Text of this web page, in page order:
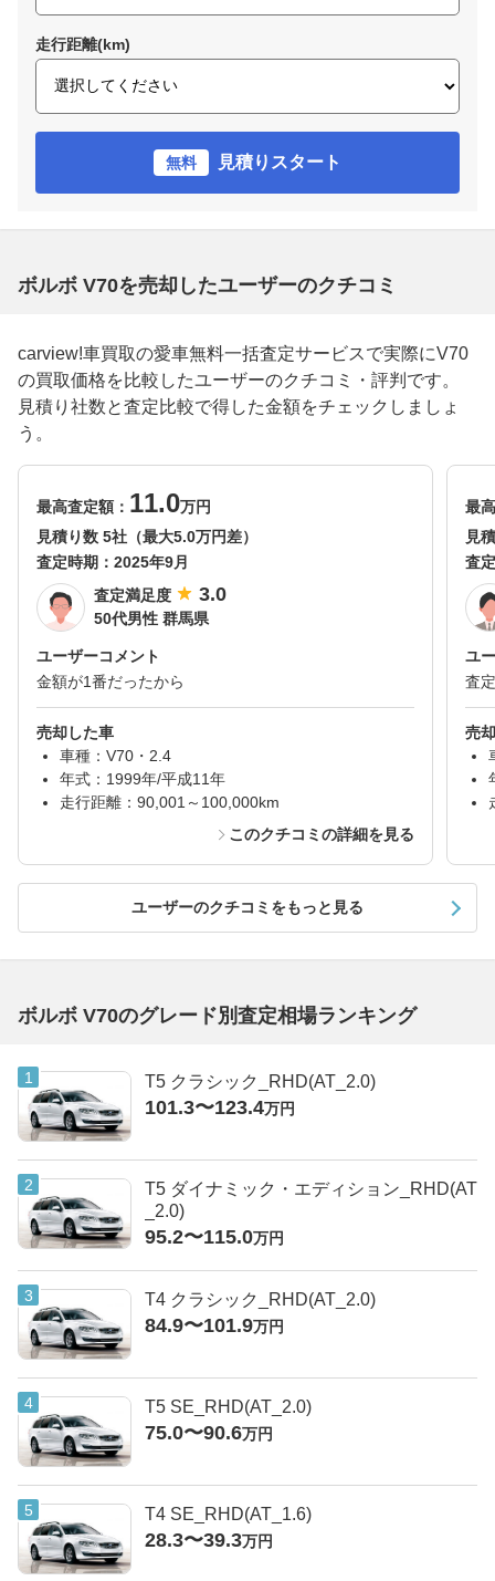
走行距離(km)
無料 見積りスタート
ボルボ V70を売却したユーザーのクチコミ
carview!車買取の愛車無料一括査定サービスで実際にV70
の買取価格を比較したユーザーのクチコミ・評判です。
見積り社数と査定比較で得した金額をチェックしましょ
う。
最高査定額： 11.0万円
見積り数 5社（最大5.0万円差）
査定時期： 2025年9月
査定満足度
3.0
50代男性 群馬県
ユーザーコメント
金額が1番だったから
売却した車
車種：V70・2.4
年式：1999年/平成11年
走行距離：90,001～100,000km
このクチコミの詳細を見る
最
見
査
ユ
査
売
ユーザーのクチコミをもっと見る
ボルボ V70のグレード別査定相場ランキング
T5 クラシック_RHD(AT_2.0)
101.3〜123.4万円
T5 ダイナミック・エディション_RHD(AT
_2.0)
95.2〜115.0万円
T4 クラシック_RHD(AT_2.0)
84.9〜101.9万円
T5 SE_RHD(AT_2.0)
75.0〜90.6万円
T4 SE_RHD(AT_1.6)
28.3〜39.3万円